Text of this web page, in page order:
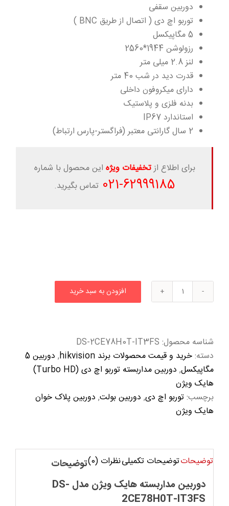
بود.
دوربین سقفی
توربو اچ دی ( اتصال از طریق BNC )
5 مگاپیکسل
رزولوشن 1944*2560
لنز 2.8 میلی متر
قدرت دید در شب 40 متر
دارای میکروفون داخلی
بدنه فلزی و پلاستیک
استاندارد IP67
2 سال گارانتی معتبر (فراگستر-پارس ارتباط)
برای اطلاع ازتخفیفات ویژه این محصول با شماره
62999185
-021 تماس بگیرید.
دوربین
ویژن
مدل
DS-
2CE78H0T-
IT3FS
عدد
افزودن به سبد خرید
شناسه محصول: DS-2CE78H0T-IT3FS
دسته:خرید و قیمت محصولات برند hikvision ,
دوربین 5
مگاپیکسل,
دوربین مداربسته توربو اچ دی (Turbo HD)
هایک ویژن
برچسب:توربو اچ دی, دوربین بولت, دوربین پلاک خوان
هایک ویژن
توضیحاتتوضیحات تکمیلینظرات (0) توضیحات
دوربین مداربسته هایک ویژن مدل DS-
2CE78H0T-IT3FS